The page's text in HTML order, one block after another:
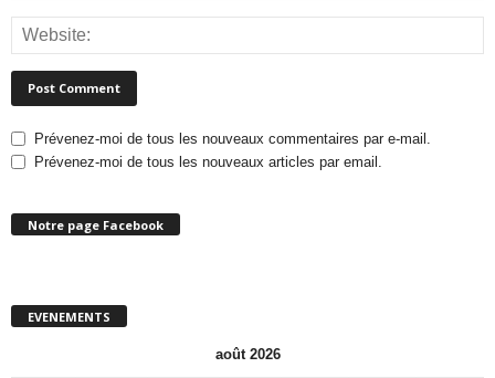
Prévenez-moi de tous les nouveaux commentaires par e-mail.
Prévenez-moi de tous les nouveaux articles par email.
Notre page Facebook
EVENEMENTS
août 2026